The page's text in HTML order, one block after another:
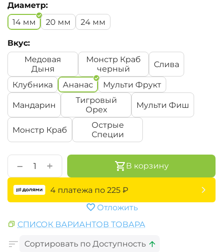
Диаметр:
14 мм
20 мм 24 мм
Вкус:
Медовая
Дыня
Монстр Краб
черный
Слива
Клубника Ананас Мульти Фрукт
Мандарин
Тигровый
Орех
Мульти Фиш
Монстр Краб
Острые
Специи
+
− В корзину
4 платежа по 225 ₽
Отложить
СПИСОК ВАРИАНТОВ ТОВАРА
Сортировать по Доступность